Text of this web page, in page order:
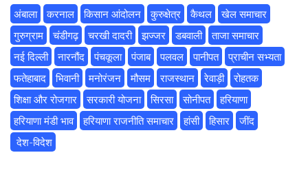
अंबाला करनाल किसान आंदोलन कुरुक्षेत्र कैथल
खेल समाचार
गुरुग्राम
चंडीगढ़ चरखी दादरी झज्जर डबवाली
ताजा समाचार
नई दिल्ली
नारनौंद पंचकूला पंजाब पलवल पानीपत
प्राचीन सभ्यता
फतेहाबाद
भिवानी मनोरंजन मौसम राजस्थान रेवाड़ी
रोहतक
शिक्षा और रोजगार
सरकारी योजना सिरसा सोनीपत
हरियाणा
हरियाणा मंडी भाव
हरियाणा राजनीति समाचार हांसी हिसार
‌जींद
‌ देश-विदेश